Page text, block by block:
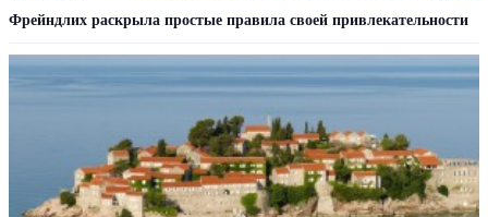
Фрейндлих раскрыла простые правила своей привлекательности